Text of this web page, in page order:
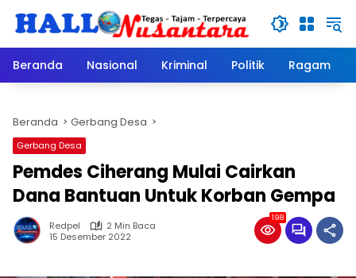
Beranda
Nasional Kriminal Politik Ragam
Beranda Gerbang Desa
Gerbang Desa
Pemdes Ciherang Mulai Cairkan
Dana Bantuan Untuk Korban Gempa
Redpel
2 Min Baca
15 Desember 2022
198